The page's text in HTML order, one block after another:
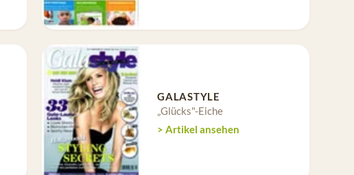
GALASTYLE
„Glücks"-Eiche
> Artikel ansehen